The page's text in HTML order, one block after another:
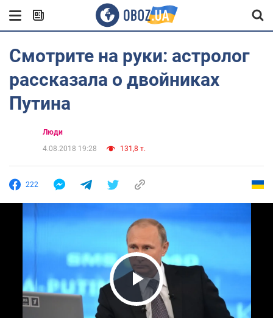
Смотрите на руки: астролог
рассказала о двойниках
Путина
Люди
4.08.2018 19:28
131,8 т.
222
Play Video